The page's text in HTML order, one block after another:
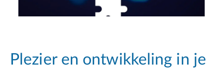
Plezier en ontwikkeling in je